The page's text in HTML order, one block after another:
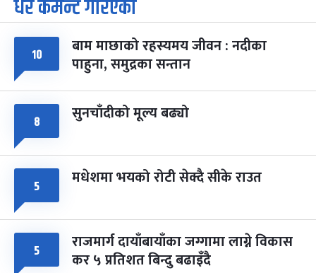
आइत चैत्र ७, २०८३-Mar 21, 2027
८ फागुपूर्णिमा
चैत्र ८, २०८३- Mar 22, 2027
७ महिना बाँकी
धेरै कमेन्ट गरिएका
१० बाम माछाको रहस्यमय जीवन : नदीका
पाहुना, समुद्रका सन्तान
८ सुनचाँदीको मूल्य बढ्यो
५ मधेशमा भयको रोटी सेक्दै सीके राउत
५ राजमार्ग दायाँबायाँका जग्गामा लाग्ने विकास
कर ५ प्रतिशत बिन्दु बढाइँदै